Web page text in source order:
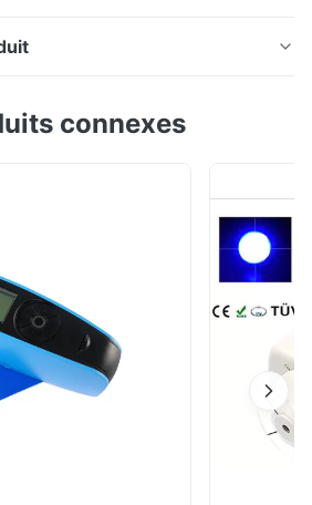
YG268 2000GU avec ISO2813,
9754, ASTM D 523, ASTM D
connexes